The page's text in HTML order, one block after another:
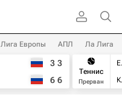
Лига Европы АПЛ Ла Лига
3 3
6 6
Теннис
Прерван